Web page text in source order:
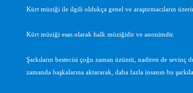
Kürt müziği ile ilgili oldukça genel ve araştırmacıların
Kürt müziği esas olarak halk müziğidir ve anonimdir.
Şarkıların bestecisi çoğu zaman üzüntü, nadiren de sevinç
zamanda başkalarına aktararak, daha fazla insanın bu